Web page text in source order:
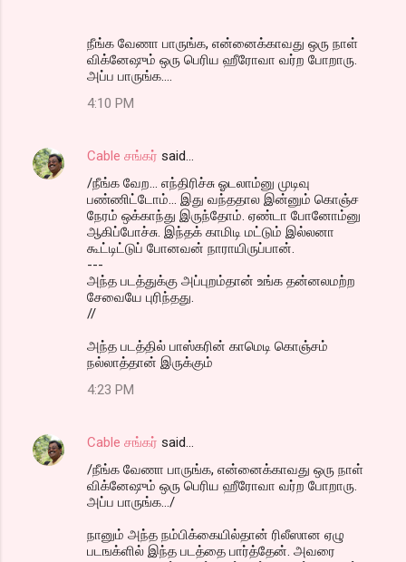
நீங்க வேணா பாருங்க, என்னைக்காவது ஒரு நாள்
விக்னேஷும் ஒரு பெரிய ஹீரோவா வர்ற போறாரு.
அப்ப பாருங்க....
4:10 PM
Cable சங்கர் said…
/நீங்க வேற... எந்திரிச்சு ஓடலாம்னு முடிவு
பண்ணிட்டோம்... இது வந்ததால இன்னும் கொஞ்ச
நேரம் ஒக்காந்து இருந்தோம். ஏண்டா போனோம்னு
ஆகிப்போச்சு. இந்தக் காமிடி மட்டும் இல்லனா
கூட்டிட்டுப் போனவன் நாராயிருப்பான்.
---
அந்த படத்துக்கு அப்புறம்தான் உங்க தன்னலமற்ற
சேவையே புரிந்தது.
//
அந்த படத்தில் பாஸ்கரின் காமெடி கொஞ்சம்
நல்லாத்தான் இருக்கும்
4:23 PM
Cable சங்கர் said…
/நீங்க வேணா பாருங்க, என்னைக்காவது ஒரு நாள்
விக்னேஷும் ஒரு பெரிய ஹீரோவா வர்ற போறாரு.
அப்ப பாருங்க.../
நானும் அந்த நம்பிக்கையில்தான் ரிலீஸான ஏழு
படஙக்ளில் இந்த படத்தை பார்த்தேன். அவரை